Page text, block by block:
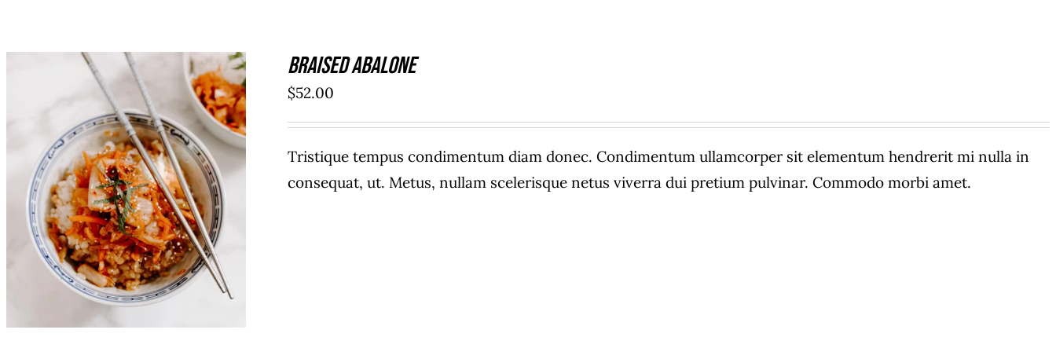
AÑADIR AL CARRITO / DETAILS
Braised Abalone
$52.00
Tristique tempus condimentum diam donec. Condimentum ullamcorper sit elementum hendrerit mi nulla in
consequat, ut. Metus, nullam scelerisque netus viverra dui pretium pulvinar. Commodo morbi amet.